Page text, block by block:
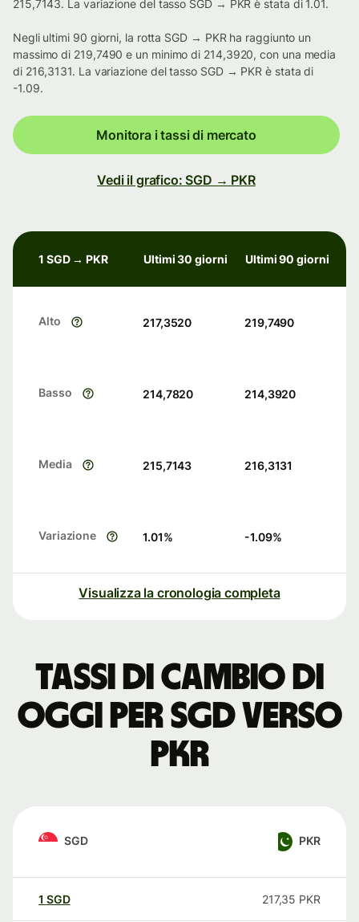
215,7143. La variazione del tasso SGD → PKR è stata di 1.01.
Negli ultimi 90 giorni, la rotta SGD → PKR ha raggiunto un
massimo di 219,7490 e un minimo di 214,3920, con una media
di 216,3131. La variazione del tasso SGD → PKR è stata di
-1.09.
Monitora i tassi di mercato
Vedi il grafico: SGD → PKR
1 SGD → PKR Ultimi 30 giorni Ultimi 90 giorni
Alto 217,3520 219,7490
Basso 214,7820 214,3920
Media 215,7143 216,3131
Variazione 1.01% -1.09%
Visualizza la cronologia completa
Tassi di cambio di
oggi per SGD verso
PKR
SGD PKR
1 SGD 217,35 PKR